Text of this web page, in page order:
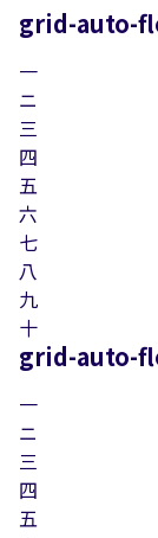
grid-auto-
一
ニ
三
四
五
六
七
八
九
十
grid-auto-
一
ニ
三
四
五